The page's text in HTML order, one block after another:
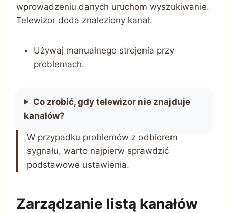
wprowadzeniu danych uruchom wyszukiwanie.
Telewizor doda znaleziony kanał.
Używaj manualnego strojenia przy
problemach.
Co zrobić, gdy telewizor nie znajduje
kanałów?
W przypadku problemów z odbiorem
sygnału, warto najpierw sprawdzić
podstawowe ustawienia.
Zarządzanie listą kanałów